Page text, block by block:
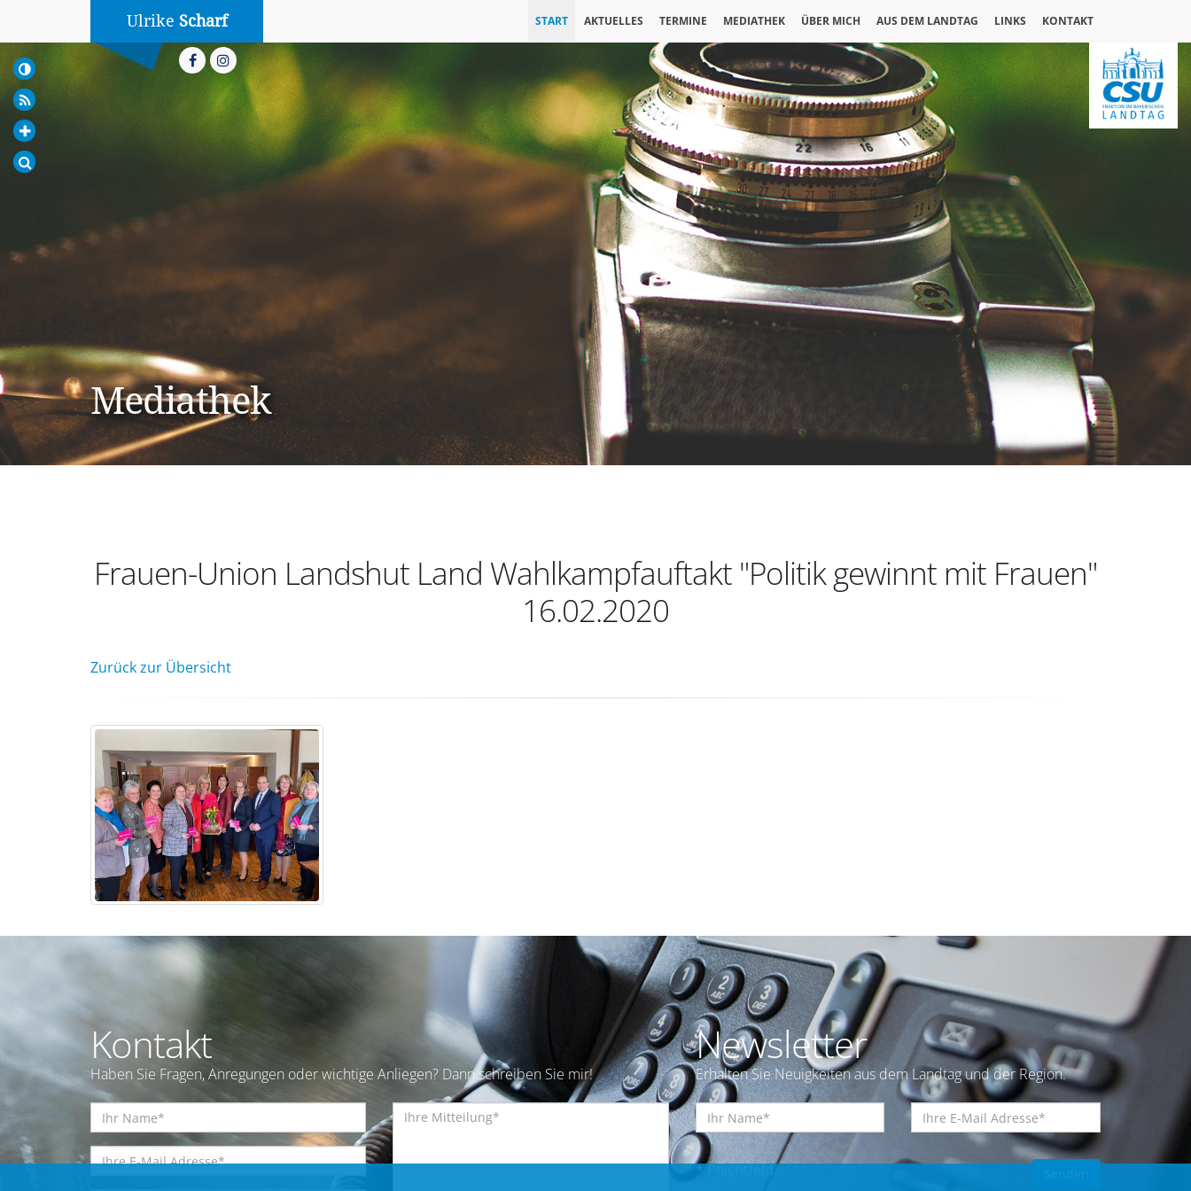
Ulrike Scharf START AKTUELLES TERMINE MEDIATHEK ÜBER MICH AUS DEM LANDTAG LINKS KONTAKT
Mediathek
Frauen-Union Landshut Land Wahlkampfauftakt "Politik gewinnt mit Frauen"
16.02.2020
Zurück zur Übersicht
Kontakt
Haben Sie Fragen, Anregungen oder wichtige Anliegen? Dann schreiben Sie mir!
Newsletter
Erhalten Sie Neuigkeiten aus dem Landtag und der Region.
* Pflichtfeld